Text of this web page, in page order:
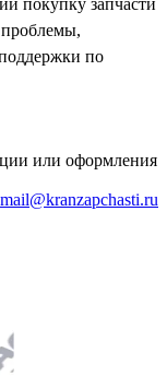
покупку запчасти
по
или оформления
mail@kranzapchasti.ru